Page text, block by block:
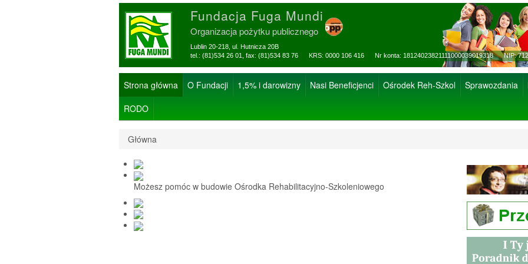
Fundacja Fuga Mundi
Organizacja pożytku publicznego
Lublin 20-218, ul. Hutnicza 20B
tel.: (81)534 26 01, fax: (81)534 83 76 KRS: 0000 106 416 Nr konta: 18124023821111000039019318 NIP:
Strona główna O Fundacji 1,5% i darowizny Nasi Beneficjenci Ośrodek Reh-Szkol Sprawozdania
RODO
Główna
Możesz pomóc w budowie Ośrodka Rehabilitacyjno-Szkoleniowego